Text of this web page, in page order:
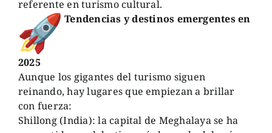
referente en turismo cultural.
Tendencias y destinos emergentes en
2025
Aunque los gigantes del turismo siguen
reinando, hay lugares que empiezan a brillar
con fuerza:
Shillong (India): la capital de Meghalaya se ha